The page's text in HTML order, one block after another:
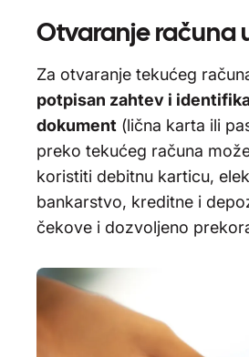
Otvaranje računa
Za otvaranje tekućeg
potpisan zahtev i
dokument (lična karta ili
preko tekućeg računa
koristiti debitnu karticu,
bankarstvo, kreditne i
čekove i dozvoljeno